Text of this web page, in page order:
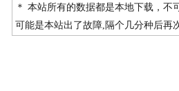
＊ 本站所有的数据都是本地下载，
可能是本站出了故障,隔个几分种后再